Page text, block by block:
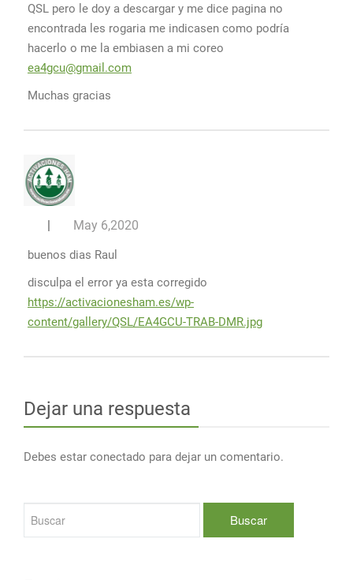
QSL pero le doy a descargar y me dice pagina no
encontrada les rogaria me indicasen como podría
hacerlo o me la embiasen a mi coreo
ea4gcu@gmail.com
Muchas gracias
| May 6,2020
buenos dias Raul
disculpa el error ya esta corregido
https://activacionesham.es/wp-
content/gallery/QSL/EA4GCU-TRAB-DMR.jpg
Dejar una respuesta
Debes estar conectado para dejar un comentario.